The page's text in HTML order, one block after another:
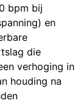
bpm bij
en
die
verhoging in
houding na